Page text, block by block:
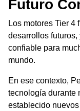
Futuro
Los motores Tier 4
desarrollos
confiable para
mundo.
En ese contexto,
tecnología durante
establecido